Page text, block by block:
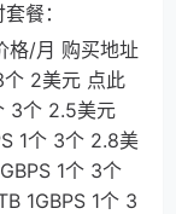
餐：
格/月 购买地址
个 2美元 点此
3个 2.5美元
1个 3个 2.8美
1个 3个
1GBPS 1个 3